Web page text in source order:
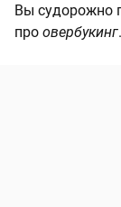
Вы судорожно
про овербукинг.